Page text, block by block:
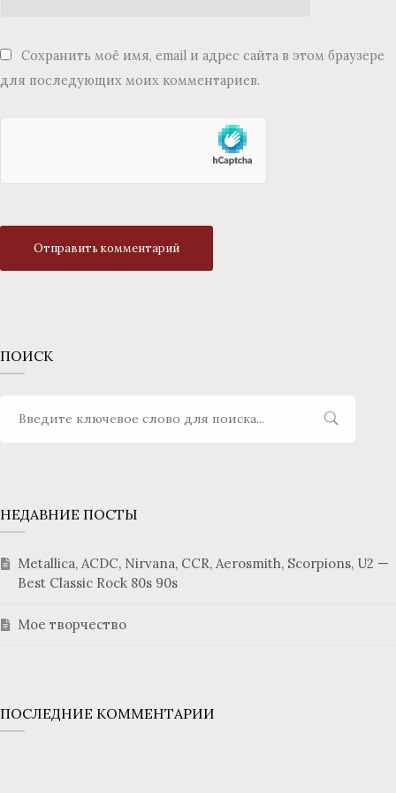
Сохранить моё имя, email и адрес сайта в этом браузере
для последующих моих комментариев.
ПОИСК
НЕДАВНИЕ ПОСТЫ
Metallica, ACDC, Nirvana, CCR, Aerosmith, Scorpions, U2 —
Best Classic Rock 80s 90s
Мое творчество
ПОСЛЕДНИЕ КОММЕНТАРИИ